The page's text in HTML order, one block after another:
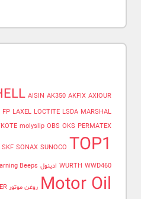
AISIN AK350 AKFIX AXIOUR
FP LAXEL LOCTITE LSDA MARSHAL
molyslip OBS OKS PERMATEX
SKF SONAX SUNOCO TOP1
WURTH WWD460 ادینول Beeps
Motor Oil روغن موتور ADLER